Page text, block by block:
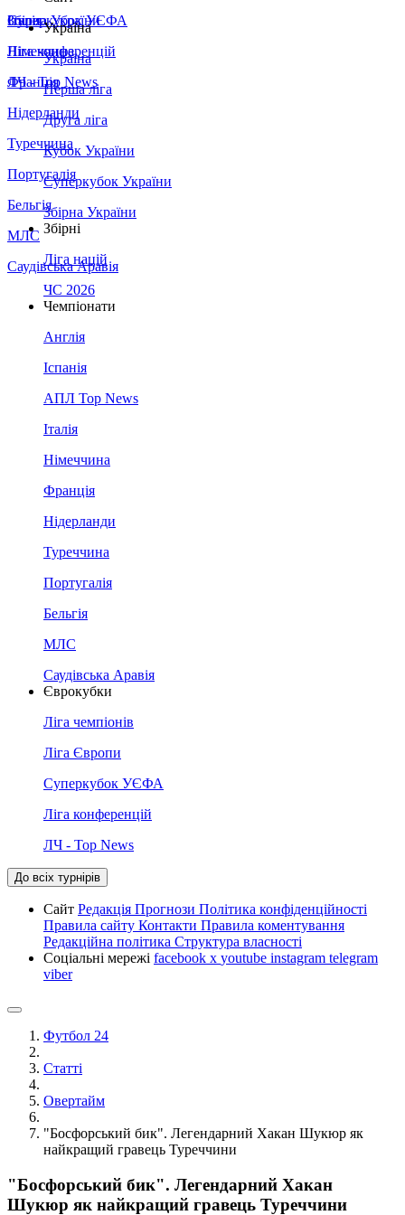
Збірна України
Італія
Німеччина
Франція
Нідерланди
Туреччина
Португалія
Бельгія
МЛС
Саудівська Аравія
Суперкубок УЄФА
Ліга конференцій
ЛЧ - Top News
Україна
Україна
Перша ліга
Друга ліга
Кубок України
Суперкубок України
Збірна України
Збірні
Ліга націй
ЧС 2026
Чемпіонати
Англія
Іспанія
АПЛ Top News
Італія
Німеччина
Франція
Нідерланди
Туреччина
Португалія
Бельгія
МЛС
Саудівська Аравія
Єврокубки
Ліга чемпіонів
Ліга Європи
Суперкубок УЄФА
Ліга конференцій
ЛЧ - Top News
До всіх турнірів
Сайт Редакція Прогнози Політика конфіденційності
Правила сайту Контакти Правила коментування
Редакційна політика Структура власності
Соціальні мережі facebook x youtube instagram telegram
viber
Футбол 24
Статті
Овертайм
"Босфорський бик". Легендарний Хакан Шукюр як
найкращий гравець Туреччини
"Босфорський бик". Легендарний Хакан
Шукюр як найкращий гравець Туреччини